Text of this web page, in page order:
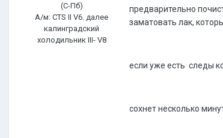
(С-Пб)
А/м: CTS II V6. далее
калинградский
холодильник III- V8
предварительно
заматовать лак,
если уже есть следы
сохнет несколько